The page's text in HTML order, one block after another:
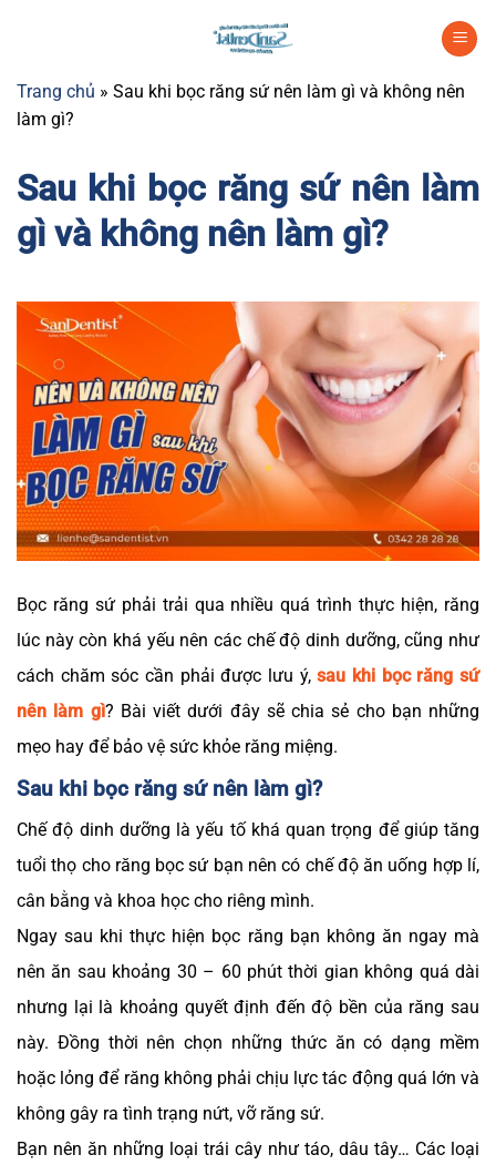
dungTrang chủ » Sau khi bọc răng sứ nên làm gì và không nên
làm gì?
Sau khi bọc răng sứ nên làm
gì và không nên làm gì?
Bọc răng sứ phải trải qua nhiều quá trình thực hiện, răng
lúc này còn khá yếu nên các chế độ dinh dưỡng, cũng như
cách chăm sóc cần phải được lưu ý,sau khi bọc răng sứ
nên làm gì? Bài viết dưới đây sẽ chia sẻ cho bạn những
mẹo hay để bảo vệ sức khỏe răng miệng.
Sau khi bọc răng sứ nên làm gì?
Chế độ dinh dưỡng là yếu tố khá quan trọng để giúp tăng
tuổi thọ cho răng bọc sứ bạn nên có chế độ ăn uống hợp lí,
cân bằng và khoa học cho riêng mình.
Ngay sau khi thực hiện bọc răng bạn không ăn ngay mà
nên ăn sau khoảng 30 – 60 phút thời gian không quá dài
nhưng lại là khoảng quyết định đến độ bền của răng sau
này. Đồng thời nên chọn những thức ăn có dạng mềm
hoặc lỏng để răng không phải chịu lực tác động quá lớn và
không gây ra tình trạng nứt, vỡ răng sứ.
Bạn nên ăn những loại trái cây như táo, dâu tây… Các loại